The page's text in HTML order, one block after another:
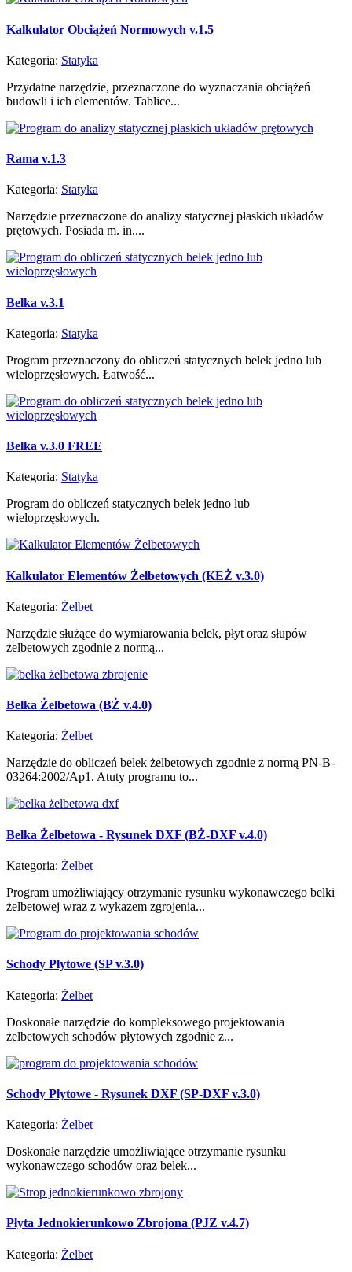
Kalkulator Obciążeń Normowych v.1.5
Kategoria: Statyka
Przydatne narzędzie, przeznaczone do wyznaczania obciążeń
budowli i ich elementów. Tablice...
Rama v.1.3
Kategoria: Statyka
Narzędzie przeznaczone do analizy statycznej płaskich układów
prętowych. Posiada m. in....
Belka v.3.1
Kategoria: Statyka
Program przeznaczony do obliczeń statycznych belek jedno lub
wieloprzęsłowych. Łatwość...
Belka v.3.0 FREE
Kategoria: Statyka
Program do obliczeń statycznych belek jedno lub
wieloprzęsłowych.
Kalkulator Elementów Żelbetowych (KEŻ v.3.0)
Kategoria: Żelbet
Narzędzie służące do wymiarowania belek, płyt oraz słupów
żelbetowych zgodnie z normą...
Belka Żelbetowa (BŻ v.4.0)
Kategoria: Żelbet
Narzędzie do obliczeń belek żelbetowych zgodnie z normą PN-B-
03264:2002/Ap1. Atuty programu to...
Belka Żelbetowa - Rysunek DXF (BŻ-DXF v.4.0)
Kategoria: Żelbet
Program umożliwiający otrzymanie rysunku wykonawczego belki
żelbetowej wraz z wykazem zgrojenia...
Schody Płytowe (SP v.3.0)
Kategoria: Żelbet
Doskonałe narzędzie do kompleksowego projektowania
żelbetowych schodów płytowych zgodnie z...
Schody Płytowe - Rysunek DXF (SP-DXF v.3.0)
Kategoria: Żelbet
Doskonałe narzędzie umożliwiające otrzymanie rysunku
wykonawczego schodów oraz belek...
Płyta Jednokierunkowo Zbrojona (PJZ v.4.7)
Kategoria: Żelbet